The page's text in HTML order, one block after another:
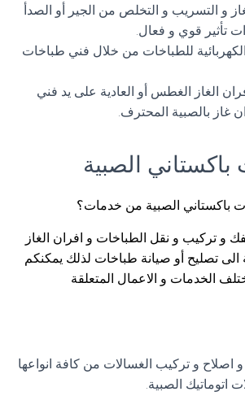
و التسريب و التخلص من الجير أو الصدأ
تأثير قوي و فعال.
الكهربائية للطباخات من خلال فني طباخات
الغاز الغطس أو العادية على يد فني
غاز بالصبية المحترف.
الصبية
باكستاني الصبية من خدمات؟
و تركيب و نقل الطباخات و افران الغاز
الى تصليح أو صيانة طباخات لذلك يمكنكم
الخدمات و الاعمال المتعلقة
و تركيب الغسالات من كافة انواعها
اتوماتيك الصبية.